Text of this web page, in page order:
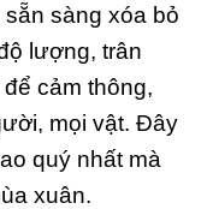
sàng xóa bỏ
lượng, trân
cảm thông,
mọi vật. Đây
quý nhất mà
xuân.